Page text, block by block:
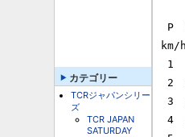
カテゴリー
TCRジャパンシリー
ズ
TCR JAPAN
SATURDAY
km/